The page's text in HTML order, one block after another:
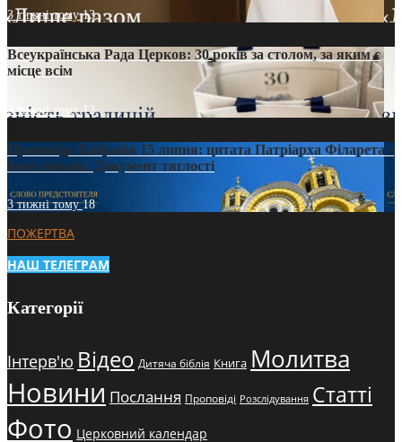
3 тижні тому13
Всеукраїнська Рада Церков: 30 років за столом, за яким є
місце всім
3 тижні тому12
Проповідь Епіфанія 15 липня: цитата Патріарха Філарета з
його амвона. Документ тяглості
3 тижні тому18
ПОЖЕРТВА
НАШ ТЕЛЕГРАМ
Категорії
Інтерв'ю Відео Дитяча біблія Книга Молитва
Новини Послання Проповіді Розслідування Статті
Фото Церковний календар